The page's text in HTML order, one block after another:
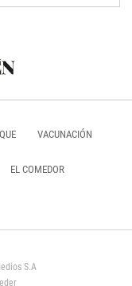
VACUNACIÓN
EL COMEDOR
S.A